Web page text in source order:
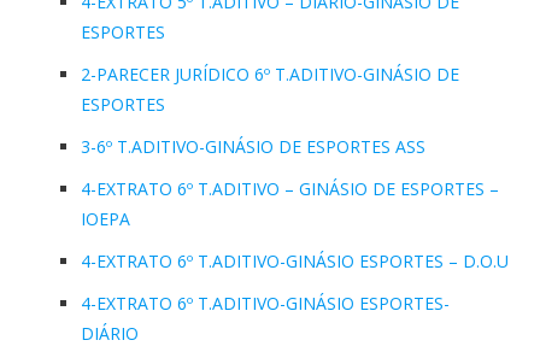
ESPORTES
2-PARECER JURÍDICO 6º T.ADITIVO-GINÁSIO DE
ESPORTES
3-6º T.ADITIVO-GINÁSIO DE ESPORTES ASS
4-EXTRATO 6º T.ADITIVO – GINÁSIO DE ESPORTES –
IOEPA
4-EXTRATO 6º T.ADITIVO-GINÁSIO ESPORTES – D.O.U
4-EXTRATO 6º T.ADITIVO-GINÁSIO ESPORTES-
DIÁRIO